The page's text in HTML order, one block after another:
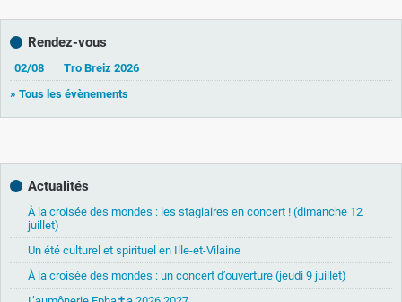
Rendez-vous
02/08
Tro Breiz 2026
» Tous les évènements
Actualités
À la croisée des mondes : les stagiaires en concert ! (dimanche 12
juillet)
Un été culturel et spirituel en Ille-et-Vilaine
À la croisée des mondes : un concert d’ouverture (jeudi 9 juillet)